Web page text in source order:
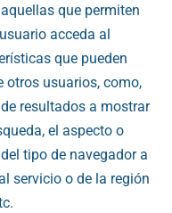
que permiten
acceda al
que pueden
otros usuarios, como,
resultados a mostrar
el aspecto o
tipo de navegador a
servicio o de la región